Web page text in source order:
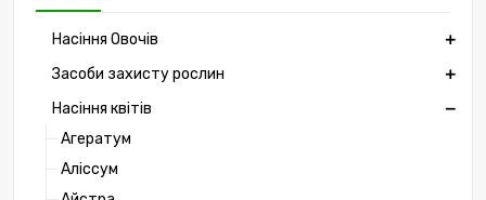
Насіння Овочів
Засоби захисту рослин
Насіння квітів
Агератум
Аліссум